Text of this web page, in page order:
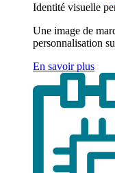
Identité visuelle
Une image de
personnalisation
En savoir plus